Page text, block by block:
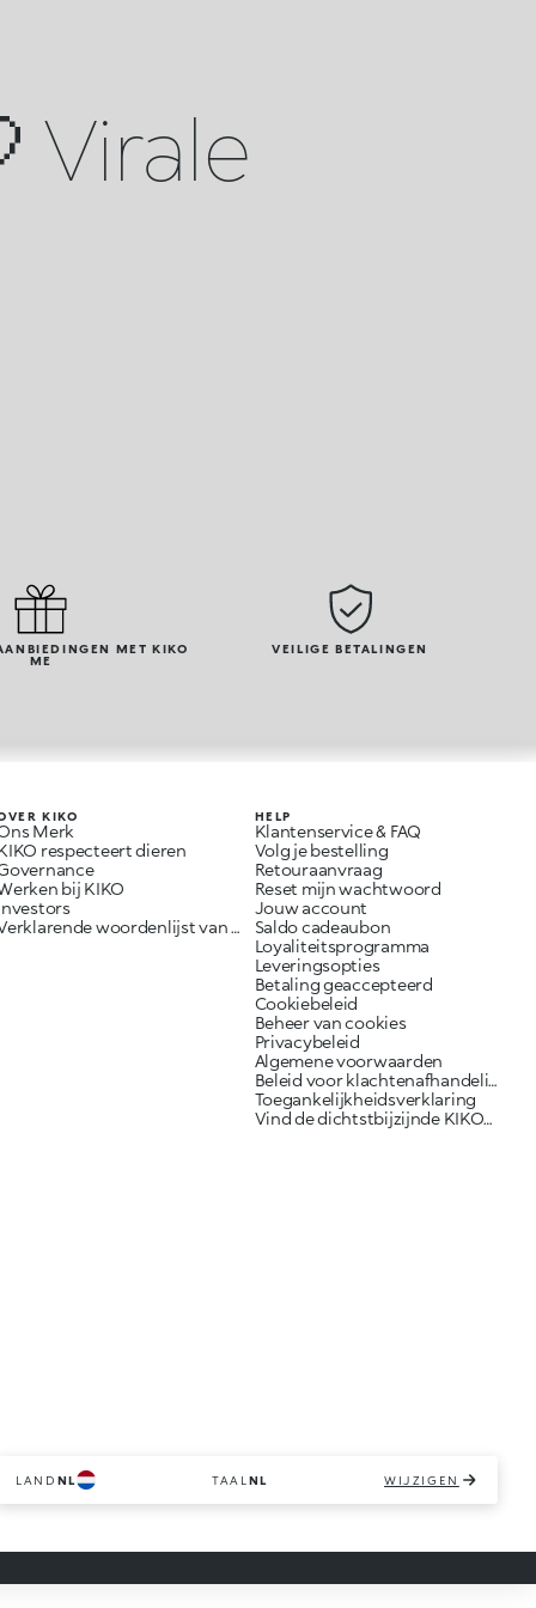
Virale
MET KIKO
ME
VEILIGE BETALINGEN
KIKO
Merk
respecteert dieren
bij KIKO
Verklarende woordenlijst van ingrediënten
HELP
Klantenservice & FAQ
Volg je bestelling
Retouraanvraag
Reset mijn wachtwoord
Jouw account
Saldo cadeaubon
Loyaliteitsprogramma
Leveringsopties
Betaling geaccepteerd
Cookiebeleid
Beheer van cookies
Privacybeleid
Algemene voorwaarden
Beleid voor klachtenafhandeling
Toegankelijkheidsverklaring
Vind de dichtstbijzijnde KIKO-winkel
LAND NL TAAL NL WIJZIGEN